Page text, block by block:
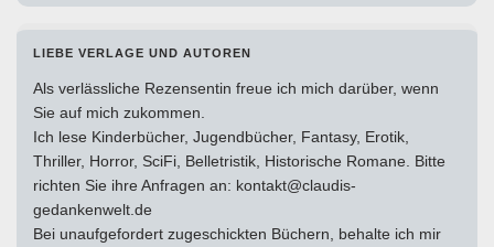
LIEBE VERLAGE UND AUTOREN
Als verlässliche Rezensentin freue ich mich darüber, wenn
Sie auf mich zukommen.
Ich lese Kinderbücher, Jugendbücher, Fantasy, Erotik,
Thriller, Horror, SciFi, Belletristik, Historische Romane. Bitte
richten Sie ihre Anfragen an: kontakt@claudis-
gedankenwelt.de
Bei unaufgefordert zugeschickten Büchern, behalte ich mir